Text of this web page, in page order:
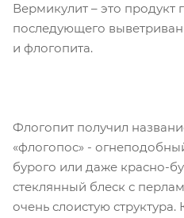
Вермикулит – это продукт
последующего
и флогопита.
Флогопит получил
«флогопос» -
бурого или даже красно-
стеклянный блеск с
очень слоистую